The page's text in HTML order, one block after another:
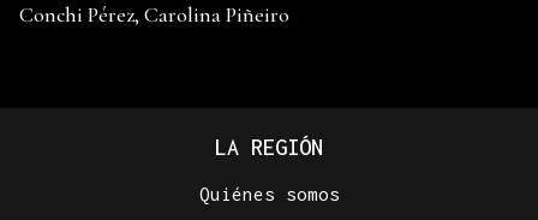
Conchi Pérez, Carolina Piñeiro
LA REGIÓN
Quiénes somos